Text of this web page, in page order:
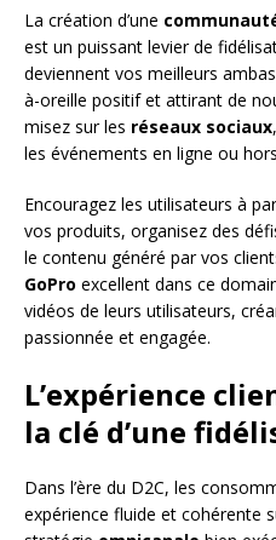
La création d’une
est un puissant levier de
deviennent vos meilleurs
à-oreille positif et attirant de
misez sur les réseaux sociaux
les événements en ligne ou
Encouragez les utilisateurs à
vos produits, organisez des
le contenu généré par vos
GoPro excellent dans ce
vidéos de leurs utilisateurs,
passionnée et engagée.
L’expérience
la clé d’une
Dans l’ère du D2C, les
expérience fluide et cohérente